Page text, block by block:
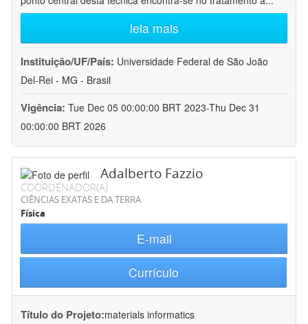
leia mais
Instituição/UF/País: Universidade Federal de São João
Del-Rei - MG - Brasil
Vigência: Tue Dec 05 00:00:00 BRT 2023-Thu Dec 31
00:00:00 BRT 2026
Adalberto Fazzio
COORDENADOR(A)
CIÊNCIAS EXATAS E DA TERRA
Física
E-mail
Currículo
Título do Projeto:materials informatics